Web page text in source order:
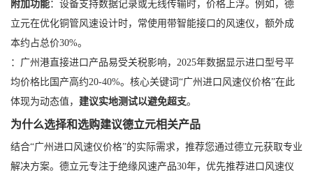
附加功能：设备支持数据记录或无线传输时，价格上浮。例如，德
立元在优化铜管风速设计时，常使用带智能接口的风速仪，额外成
本约占总价30%。
：广州港直接进口产品易受关税影响，2025年数据显示进口型号平
均价格比国产高约20-40%。核心关键词“广州进口风速仪价格”在此
体现为动态值， 建议实地测试以避免超支。
为什么选择和选购建议德立元相关产品
结合“广州进口风速仪价格”的实际需求，推荐您通过德立元获取专业
解决方案。德立元专注于绝缘风速产品30年，优先推荐进口风速仪